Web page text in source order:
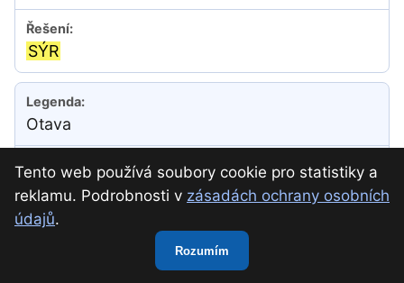
SÝR
Otava
SÝR
Tento web používá soubory cookie pro statistiky a
reklamu. Podrobnosti v zásadách ochrany osobních
údajů.
Rozumím